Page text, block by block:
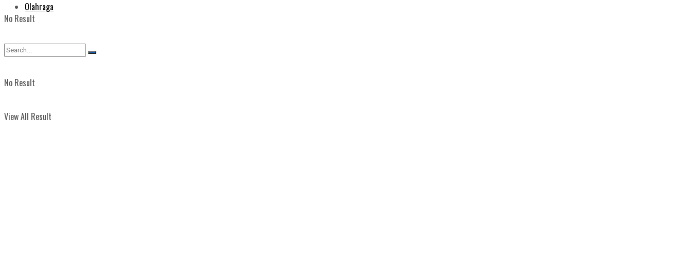
No Result
View All Result
Olahraga
No Result
View All Result